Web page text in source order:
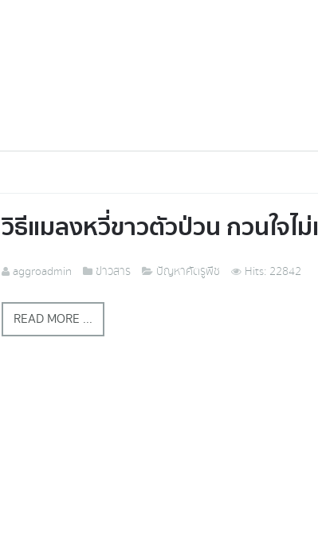
วิธีแมลงหวี่ขาวตัวป่วน กวนใจไม่
aggroadmin ข่าวสาร ปัญหาศัตรูพืช Hits: 22842
READ MORE ...